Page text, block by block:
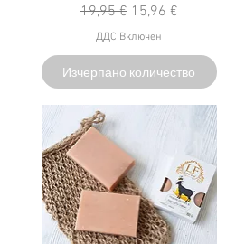
Редовна цена
19,95 € Продажна цена
15,96 €
ДДС Включен
Изчерпано количество